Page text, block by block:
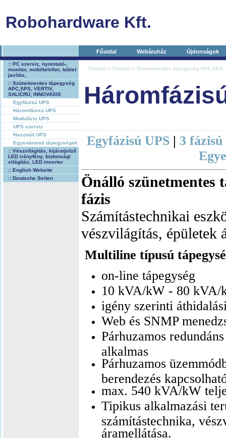
Robohardware Kft.
Főoldal Webáruház Újdonságok
:: PC szerviz, nyomtató-,
monitor, mobiltelefon, tablet
javítás,
:: Szünetmentes tápegység
APC,SPS, VERTIV,
SALICRU, INNOVASIS
Egyfázisú UPS
Háromfázisú UPS
Moduláris UPS
UPS szerviz
Használt UPS
Egyenáramú tápegységek
:: Vészvilágítás, kijáratjelző
LED irányfény, biztonsági
világítás, LED inverter
:: English Website
:: Deutsche Seiten
Főoldal > Főoldal > Szünetmentes tápegység APC,SPS,
Egyfázisú UPS | 3 fázisú
Önálló szünetmentes
fázis
Számítástechnikai
vészvilágítás, épületek
Multiline típusú
on-line tápegység
10 kVA/kW - 80 kVA/
igény szerinti
Web és SNMP
Párhuzamos
alkalmas
Párhuzamos
berendezés
max. 540 kVA/kW
Tipikus alkalmazási
számítástechnika,
áramellátása.